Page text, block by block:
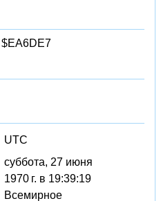
$EA6DE7
UTC
суббота, 27 июня
1970 г. в 19:39:19
Всемирное